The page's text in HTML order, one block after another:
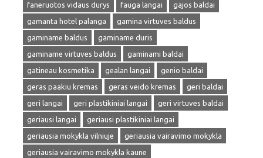
faneruotos vidaus durys
fauga langai
gajos baldai
gamanta hotel palanga
gamina virtuves baldus
gaminame baldus
gaminame duris
gaminame virtuves baldus
gaminami baldai
gatineau kosmetika
gealan langai
genio baldai
geras paakiu kremas
geras veido kremas
geri baldai
geri langai
geri plastikiniai langai
geri virtuves baldai
geriausi langai
geriausi plastikiniai langai
geriausia mokykla vilniuje
geriausia vairavimo mokykla
geriausia vairavimo mokykla kaune